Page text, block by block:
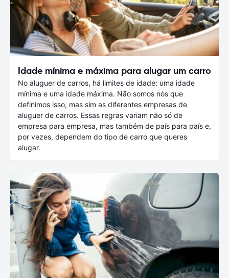
Idade mínima e máxima para alugar um carro
No aluguer de carros, há limites de idade: uma idade
mínima e uma idade máxima. Não somos nós que
definimos isso, mas sim as diferentes empresas de
aluguer de carros. Essas regras variam não só de
empresa para empresa, mas também de país para país e,
por vezes, dependem do tipo de carro que queres
alugar.